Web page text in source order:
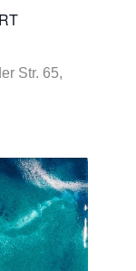
Str. 65,